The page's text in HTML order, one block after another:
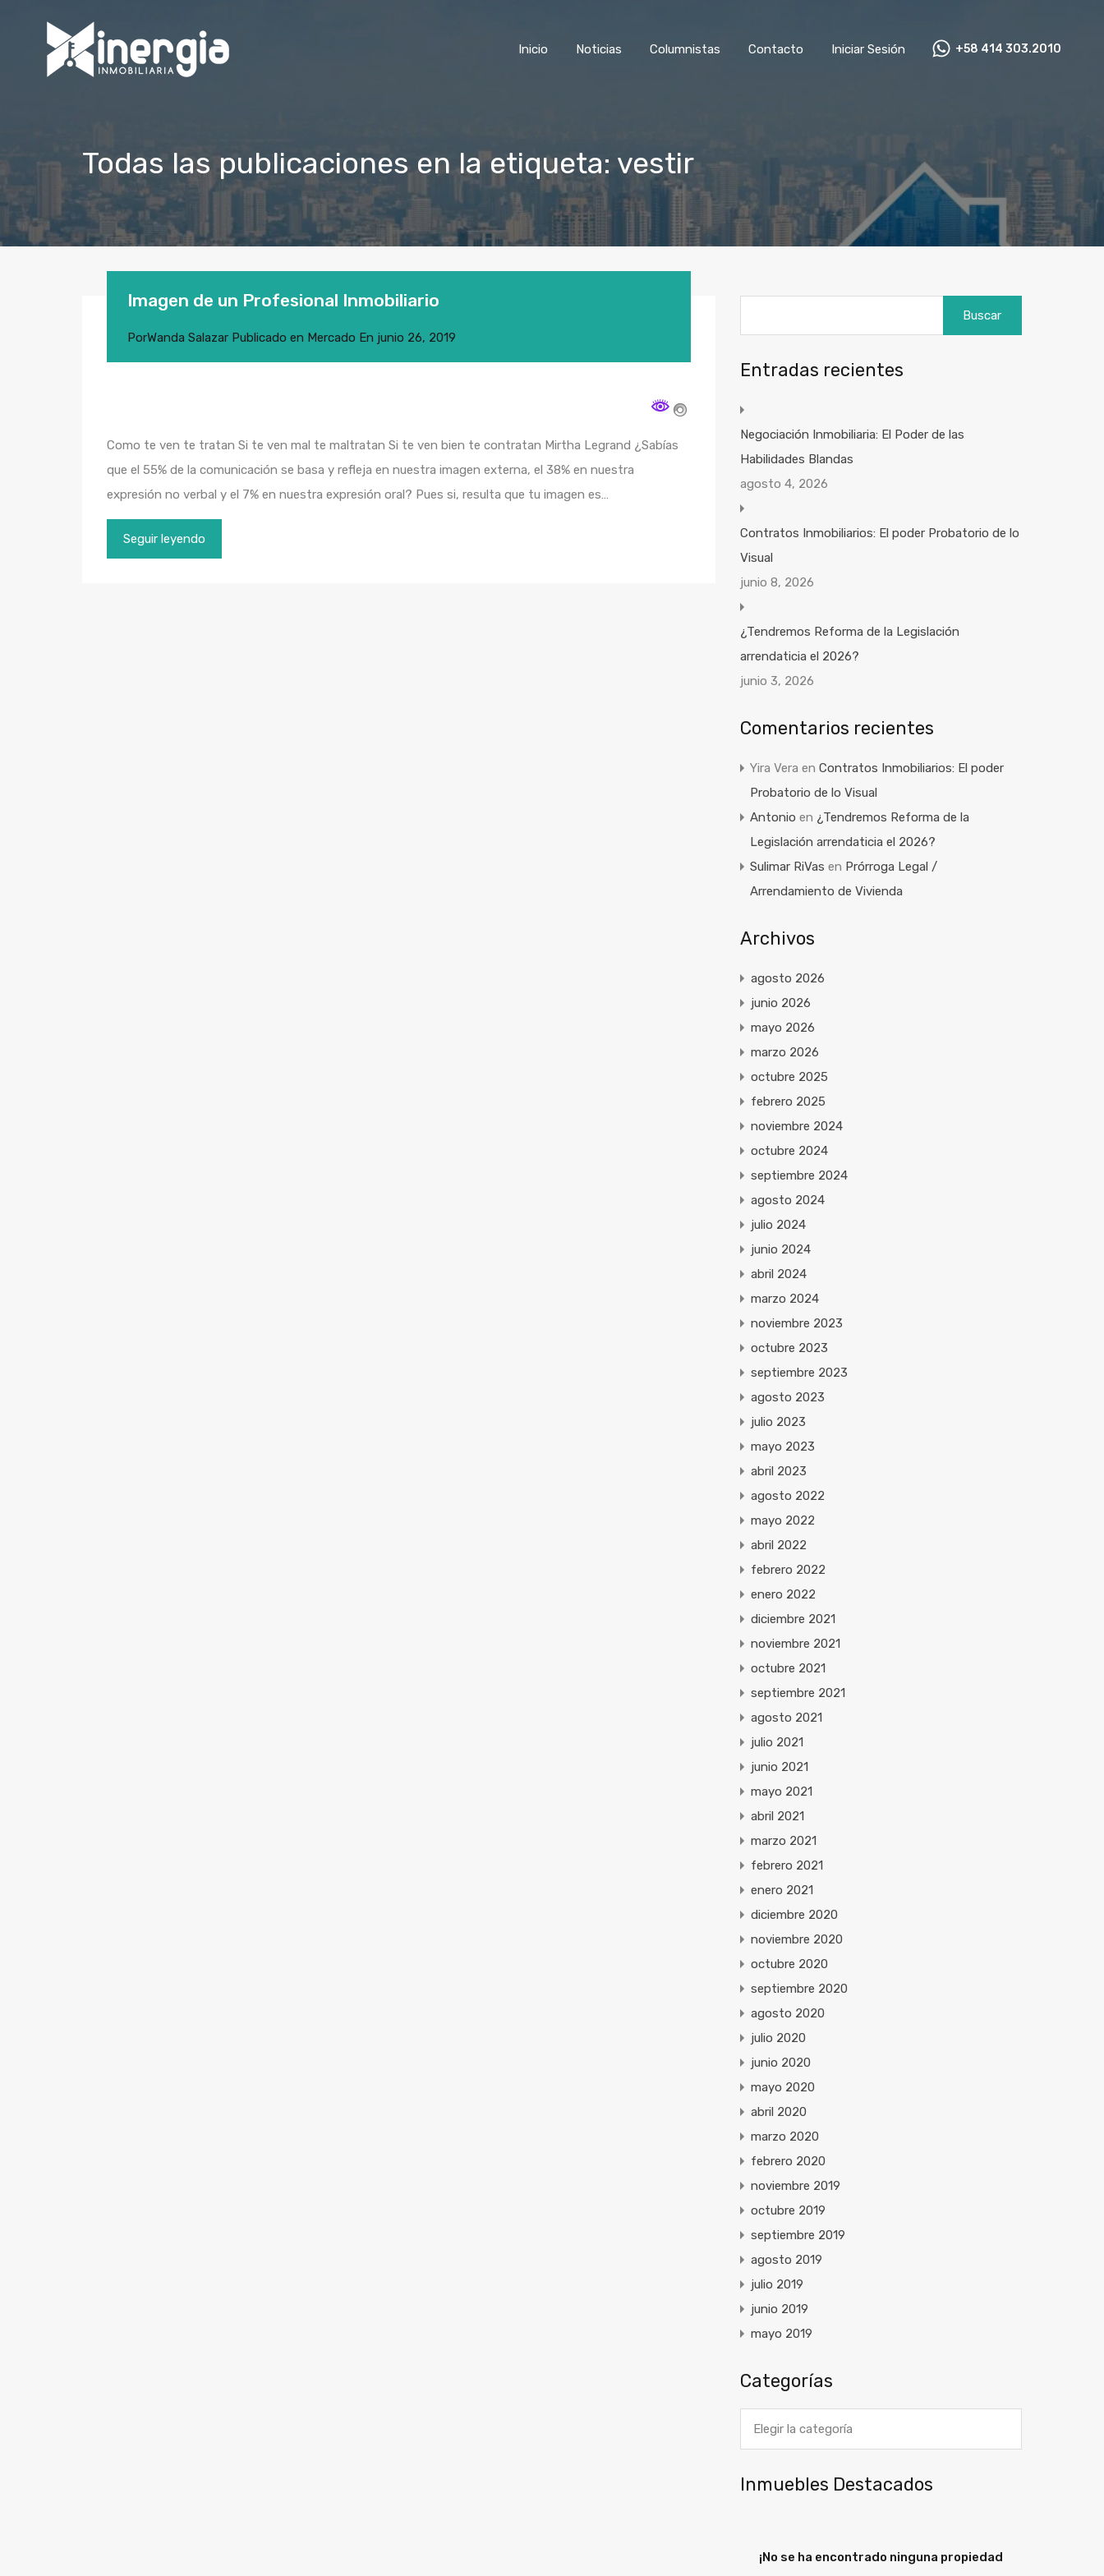
Inicio
Noticias Columnistas Contacto Iniciar Sesión +58 414 303.2010
Todas las publicaciones en la etiqueta: vestir
Imagen de un Profesional Inmobiliario
PorWanda Salazar Publicado en Mercado En junio 26, 2019
Como te ven te tratan Si te ven mal te maltratan Si te ven bien te contratan Mirtha Legrand ¿Sabías
que el 55% de la comunicación se basa y refleja en nuestra imagen externa, el 38% en nuestra
expresión no verbal y el 7% en nuestra expresión oral? Pues si, resulta que tu imagen es…
Seguir leyendo
Entradas recientes
Negociación Inmobiliaria: El Poder de las
Habilidades Blandas
agosto 4, 2026
Contratos Inmobiliarios: El poder Probatorio de lo
Visual
junio 8, 2026
¿Tendremos Reforma de la Legislación
arrendaticia el 2026?
junio 3, 2026
Comentarios recientes
Yira Vera en Contratos Inmobiliarios: El poder
Probatorio de lo Visual
Antonio en ¿Tendremos Reforma de la
Legislación arrendaticia el 2026?
Sulimar RiVas en Prórroga Legal /
Arrendamiento de Vivienda
Archivos
agosto 2026
junio 2026
mayo 2026
marzo 2026
octubre 2025
febrero 2025
noviembre 2024
octubre 2024
septiembre 2024
agosto 2024
julio 2024
junio 2024
abril 2024
marzo 2024
noviembre 2023
octubre 2023
septiembre 2023
agosto 2023
julio 2023
mayo 2023
abril 2023
agosto 2022
mayo 2022
abril 2022
febrero 2022
enero 2022
diciembre 2021
noviembre 2021
octubre 2021
septiembre 2021
agosto 2021
julio 2021
junio 2021
mayo 2021
abril 2021
marzo 2021
febrero 2021
enero 2021
diciembre 2020
noviembre 2020
octubre 2020
septiembre 2020
agosto 2020
julio 2020
junio 2020
mayo 2020
abril 2020
marzo 2020
febrero 2020
noviembre 2019
octubre 2019
septiembre 2019
agosto 2019
julio 2019
junio 2019
mayo 2019
Categorías
Inmuebles Destacados
¡No se ha encontrado ninguna propiedad